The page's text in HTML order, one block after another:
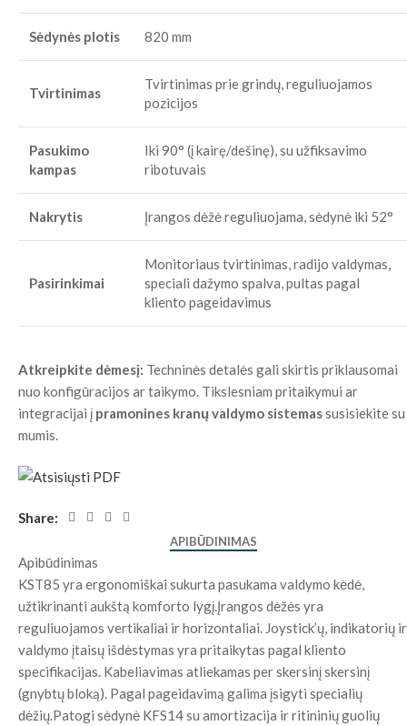
Sėdynės plotis 820 mm
Tvirtinimas
Tvirtinimas prie grindų, reguliuojamos
pozicijos
Pasukimo
kampas
Iki 90° (į kairę/dešinę), su užfiksavimo
ribotuvais
Nakrytis Įrangos dėžė reguliuojama, sėdynė iki 52°
Pasirinkimai
Monitoriaus tvirtinimas, radijo valdymas,
speciali dažymo spalva, pultas pagal
kliento pageidavimus
Atkreipkite dėmesį: Techninės detalės gali skirtis priklausomai
nuo konfigūracijos ar taikymo. Tikslesniam pritaikymui ar
integracijai į pramonines kranų valdymo sistemassusisiekite su
mumis.
Share:
APIBŪDINIMAS
Apibūdinimas
KST85 yra ergonomiškai sukurta pasukama valdymo kėdė,
užtikrinanti aukštą komforto lygį.Įrangos dėžės yra
reguliuojamos vertikaliai ir horizontaliai. Joystick’ų, indikatorių ir
valdymo įtaisų išdėstymas yra pritaikytas pagal kliento
specifikacijas. Kabeliavimas atliekamas per skersinį skersinį
(gnybtų bloką). Pagal pageidavimą galima įsigyti specialių
dėžių.Patogi sėdynė KFS14 su amortizacija ir ritininių guolių